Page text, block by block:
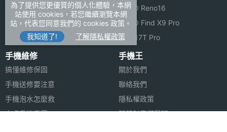
ASUS
Sony
realme
OPPO Reno16
OPPO Find X9 Pro
小米 17T Pro
手機維修
搞懂維修保固
手機送修要注意
手機泡水怎麼救
安卓手機重置
手機王
關於我們
聯絡我們
隱私權政策
智慧財產權聲明
為了提供您更優質的個人化體驗，本網
站使用 cookies，若您繼續瀏覽本網
站，代表您同意我們的 cookies 政策。
我知道了!
了解隱私權政策